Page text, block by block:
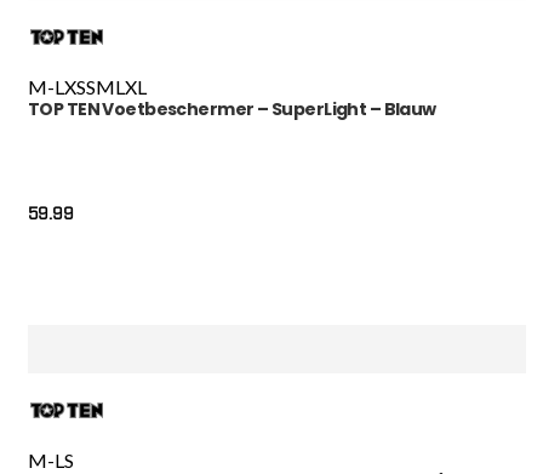
M-L XSSML XL
TOP TEN Voetbeschermer – SuperLight – Blauw
59.99
M-LS